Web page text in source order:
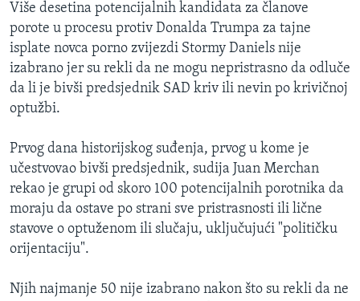
Više desetina potencijalnih kandidata za članove
porote u procesu protiv Donalda Trumpa za tajne
isplate novca porno zvijezdi Stormy Daniels nije
izabrano jer su rekli da ne mogu nepristrasno da odluče
da li je bivši predsjednik SAD kriv ili nevin po krivičnoj
optužbi.
Prvog dana historijskog suđenja, prvog u kome je
učestvovao bivši predsjednik, sudija Juan Merchan
rekao je grupi od skoro 100 potencijalnih porotnika da
moraju da ostave po strani sve pristrasnosti ili lične
stavove o optuženom ili slučaju, uključujući "političku
orijentaciju".
Njih najmanje 50 nije izabrano nakon što su rekli da ne